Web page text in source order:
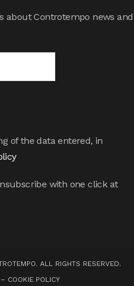
about Controtempo news and
of the data entered, in
with one click at
ALL RIGHTS RESERVED.
COOKIE POLICY